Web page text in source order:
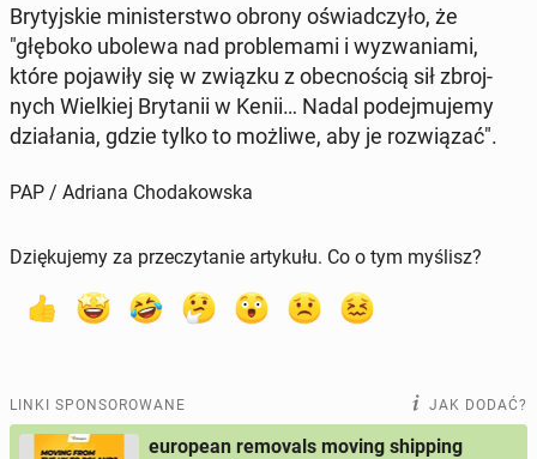
Bry­tyj­skie mi­ni­ster­stwo obrony oświad­czy­ło, że
"głęboko ubolewa nad pro­ble­ma­mi i wy­zwa­nia­mi,
które po­ja­wi­ły się w związku z obec­no­ścią sił zbroj­
nych Wiel­kiej Bry­ta­nii w Kenii… Nadal po­dej­mu­je­my
dzia­ła­nia, gdzie tylko to możliwe, aby je roz­wią­zać".
PAP / Adriana Chodakowska
Dziękujemy za przeczytanie artykułu. Co o tym myślisz?
LINKI SPONSOROWANE JAK DODAĆ?
european removals moving shipping